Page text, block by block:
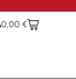
0,00€